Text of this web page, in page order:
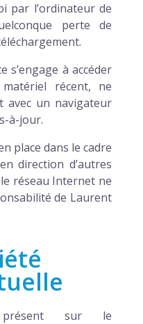
par l’ordinateur de
perte de
s’engage à accéder
récent, ne
avec un navigateur
à-jour.
place dans le cadre
direction d’autres
réseau Internet ne
de Laurent
sur le